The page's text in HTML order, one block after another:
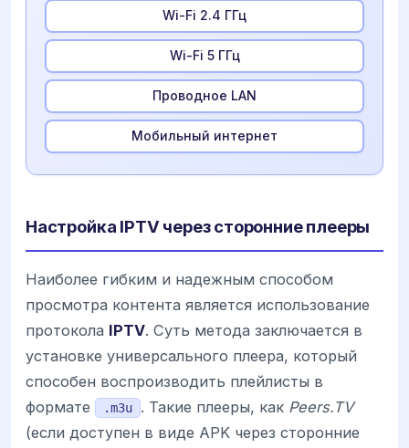
Wi-Fi 2.4 ГГц
Wi-Fi 5 ГГц
Проводное LAN
Мобильный интернет
Настройка IPTV через сторонние плееры
Наиболее гибким и надежным способом
просмотра контента является использование
протокола IPTV. Суть метода заключается в
установке универсального плеера, который
способен воспроизводить плейлисты в
формате
.m3u . Такие плееры, как Peers.TV
(если доступен в виде APK через сторонние